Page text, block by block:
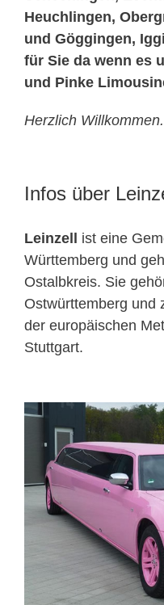
Heuchlingen,
und Göggingen,
für Sie da wenn es
und Pinke
Herzlich Willkommen.
Infos über
Leinzell
ist eine
Württemberg und
Ostalbkreis. Sie
Ostwürttemberg und
der europäischen
Stuttgart.